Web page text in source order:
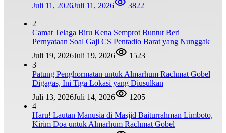
Juli 11, 2026Juli 11, 2026 3822
2
Camat Telaga Biru Kena Semprot Buntut Beri
Pernyataan Soal Gaji CS Pentadio Barat yang Nunggak
Juli 19, 2026Juli 19, 2026
1523
3
Patung Penghormatan untuk Almarhum Rachmat Gobel
Digagas, Ini Tiga Lokasi yang Diusulkan
Juli 13, 2026Juli 14, 2026
1205
4
Haru! Lautan Manusia di Masjid Baiturrahman Limboto,
Kirim Doa untuk Almarhum Rachmat Gobel